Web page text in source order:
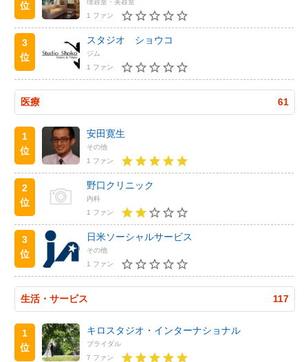
位
1 ファン
3
位
スタジオ ショウコ
ジム
1 ファン
医療 61
1
位
安田寛生
その他
1 ファン
2
位
野口クリニック
内科
1 ファン
3
位
日米ソーシャルサービス
その他
1 ファン
生活・サービス 117
1
位
キロスタジオ・インターナショナル
ブライダル
7 ファン